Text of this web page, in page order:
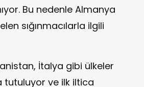
Bu nedenle Almanya
sığınmacılarla ilgili
İtalya gibi ülkeler
tutuluyor ve ilk iltica